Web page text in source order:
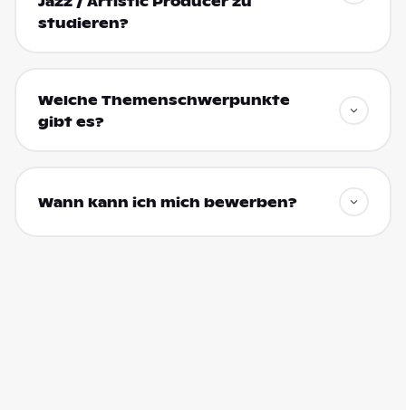
studieren?
Welche Themenschwerpunkte
gibt es?
Wann kann ich mich bewerben?